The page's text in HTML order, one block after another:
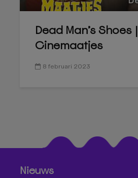
Dead Man’s Shoes |
Cinemaatjes
8 februari 2023
Nieuws